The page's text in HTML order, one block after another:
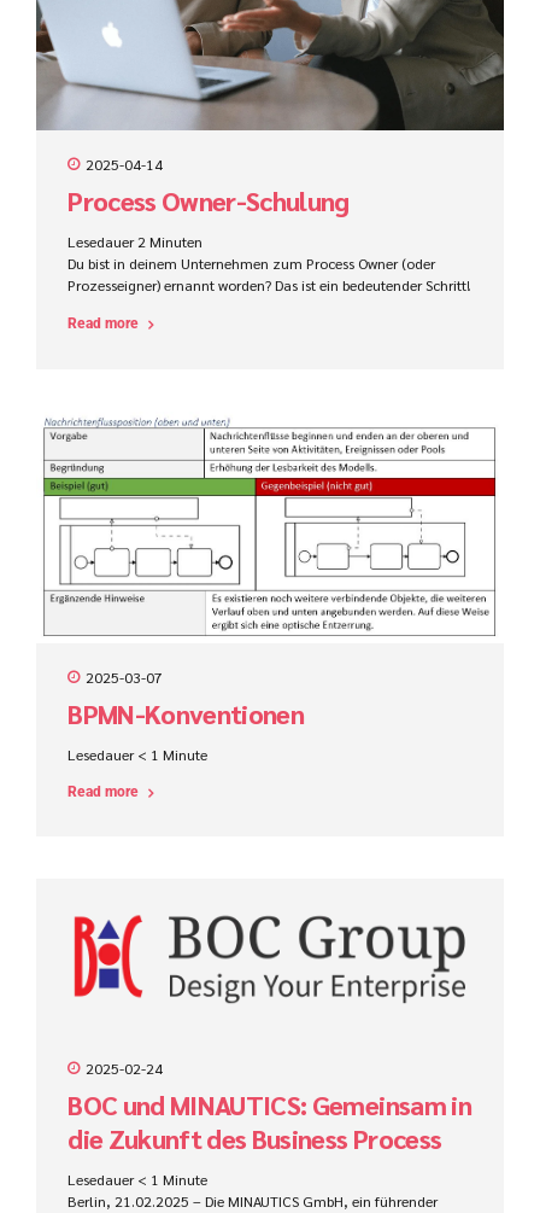
2025-04-14
Process Owner-Schulung
Lesedauer 2 Minuten
Du bist in deinem Unternehmen zum Process Owner (oder
Prozesseigner) ernannt worden? Das ist ein bedeutender Schritt!
die Leistung und kontinuierliche Verbesserung eines oder
Read more
2025-03-07
BPMN-Konventionen
Lesedauer < 1 Minute
Read more
2025-02-24
BOC und MINAUTICS: Gemeinsam in
die Zukunft des Business Process
Management
Lesedauer < 1 Minute
Berlin, 21.02.2025 – Die MINAUTICS GmbH, ein führender